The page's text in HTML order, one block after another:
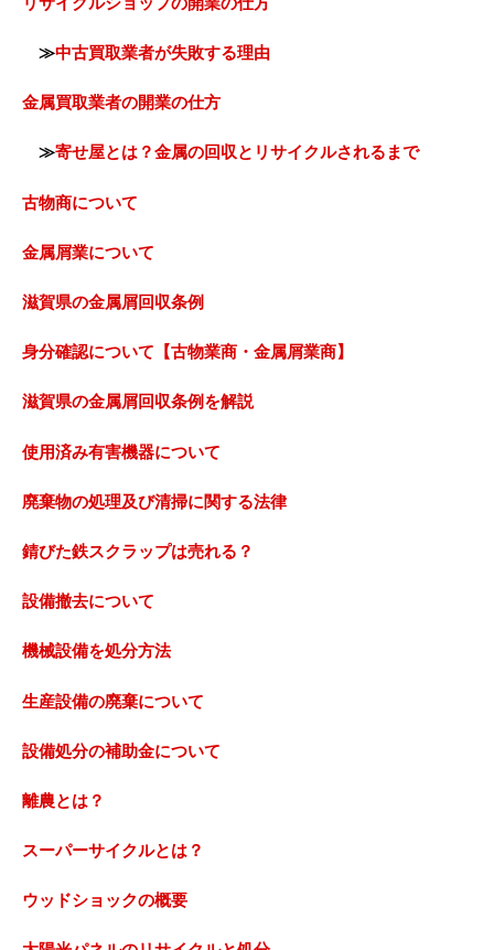
≫中古買取業者が失敗する理由
金属買取業者の開業の仕方
≫寄せ屋とは？金属の回収とリサイクルされるまで
古物商について
金属屑業について
滋賀県の金属屑回収条例
身分確認について【古物業商・金属屑業商】
滋賀県の金属屑回収条例を解説
使用済み有害機器について
廃棄物の処理及び清掃に関する法律
錆びた鉄スクラップは売れる？
設備撤去について
機械設備を処分方法
生産設備の廃棄について
設備処分の補助金について
離農とは？
スーパーサイクルとは？
ウッドショックの概要